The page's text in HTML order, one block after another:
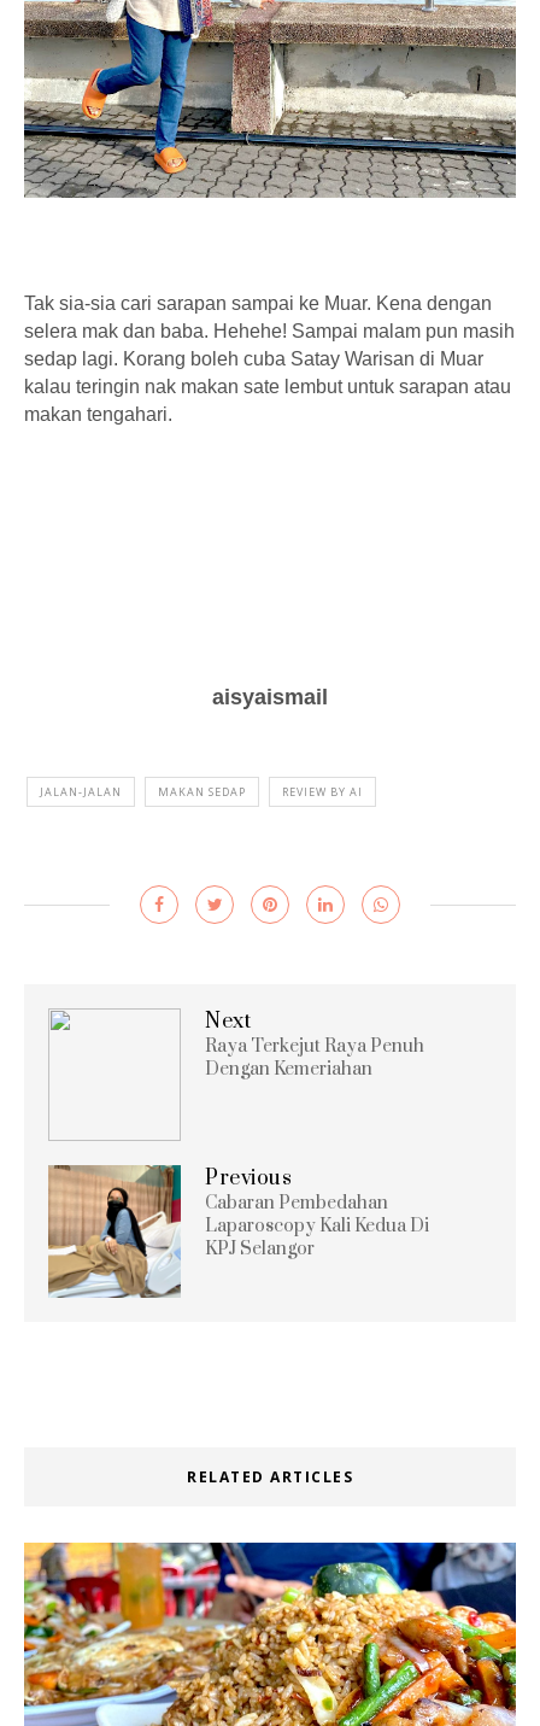
Tak sia-sia cari sarapan sampai ke Muar. Kena dengan
selera mak dan baba. Hehehe! Sampai malam pun masih
sedap lagi. Korang boleh cuba Satay Warisan di Muar
kalau teringin nak makan sate lembut untuk sarapan atau
makan tengahari.
aisyaismail
JALAN-JALAN MAKAN SEDAP REVIEW BY AI
Next
Raya Terkejut Raya Penuh
Dengan Kemeriahan
Previous
Cabaran Pembedahan
Laparoscopy Kali Kedua Di
KPJ Selangor
RELATED ARTICLES